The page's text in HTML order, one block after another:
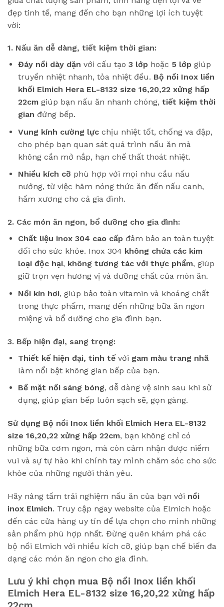
đẹp tinh tế, mang đến cho bạn những lợi ích tuyệt
vời:
1. Nấu ăn dễ dàng, tiết kiệm thời gian:
Đáy nồi dày dặn với cấu tạo 3 lớphoặc 5 lớpgiúp
truyền nhiệt nhanh, tỏa nhiệt đều. Bộ nồi Inox liền
khối Elmich Hera EL-8132 size 16,20,22 xửng hấp
22cmgiúp bạn nấu ăn nhanh chóng, tiết kiệm thời
gian đứng bếp.
Vung kính cường lựcchịu nhiệt tốt, chống va đập,
cho phép bạn quan sát quá trình nấu ăn mà
không cần mở nắp, hạn chế thất thoát nhiệt.
Nhiều kích cỡ phù hợp với mọi nhu cầu nấu
nướng, từ việc hâm nóng thức ăn đến nấu canh,
hầm xương cho cả gia đình.
2. Các món ăn ngon, bổ dưỡng cho gia đình:
Chất liệu inox 304 cao cấpđảm bảo an toàn tuyệt
đối cho sức khỏe. Inox 304 không chứa các kim
loại độc hại, không tương tác với thực phẩm, giúp
giữ trọn vẹn hương vị và dưỡng chất của món ăn.
Nồi kín hơi, giúp bảo toàn vitamin và khoáng chất
trong thực phẩm, mang đến những bữa ăn ngon
miệng và bổ dưỡng cho gia đình bạn.
3. Bếp hiện đại, sang trọng:
Thiết kế hiện đại, tinh tếvới gam màu trang nhã
làm nổi bật không gian bếp của bạn.
Bề mặt nồi sáng bóng, dễ dàng vệ sinh sau khi sử
dụng, giúp gian bếp luôn sạch sẽ, gọn gàng.
Sử dụng Bộ nồi Inox liền khối Elmich Hera EL-8132
size 16,20,22 xửng hấp 22cm, bạn không chỉ có
những bữa cơm ngon, mà còn cảm nhận được niềm
vui và sự tự hào khi chính tay mình chăm sóc cho sức
khỏe của những người thân yêu.
Hãy nâng tầm trải nghiệm nấu ăn của bạn với nồi
inox Elmich. Truy cập ngay website của Elmich hoặc
đến các cửa hàng uy tín để lựa chọn cho mình những
sản phẩm phù hợp nhất. Đừng quên khám phá các
bộ nồi Elmich với nhiều kích cỡ, giúp bạn chế biến đa
dạng các món ăn ngon cho gia đình.
Lưu ý khi chọn mua Bộ nồi Inox liền khối
Elmich Hera EL-8132 size 16,20,22 xửng hấp